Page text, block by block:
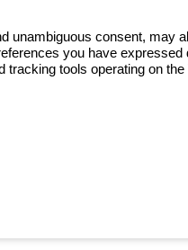
in the Register of
unambiguous consent, may
you have expressed
tools operating on the